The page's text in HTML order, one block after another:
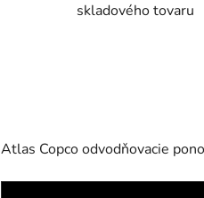
skladového tovaru
Atlas Copco odvodňovacie